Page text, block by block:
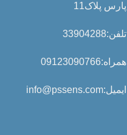
پارس پلاک11
تلفن:33904288
همراه:09123090766
ایمیل:info@pssens.com